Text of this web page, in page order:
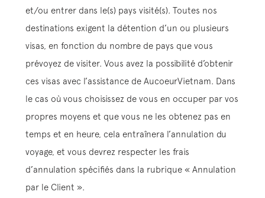
et/ou entrer dans le(s) pays visité(s). Toutes nos
destinations exigent la détention d’un ou plusieurs
visas, en fonction du nombre de pays que vous
prévoyez de visiter. Vous avez la possibilité d’obtenir
ces visas avec l’assistance de AucoeurVietnam. Dans
le cas où vous choisissez de vous en occuper par vos
propres moyens et que vous ne les obtenez pas en
temps et en heure, cela entraînera l’annulation du
voyage, et vous devrez respecter les frais
d’annulation spécifiés dans la rubrique « Annulation
par le Client ».